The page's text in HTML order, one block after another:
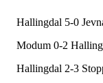
Hallingdal 5-0
Modum 0-2
Hallingdal 2-3